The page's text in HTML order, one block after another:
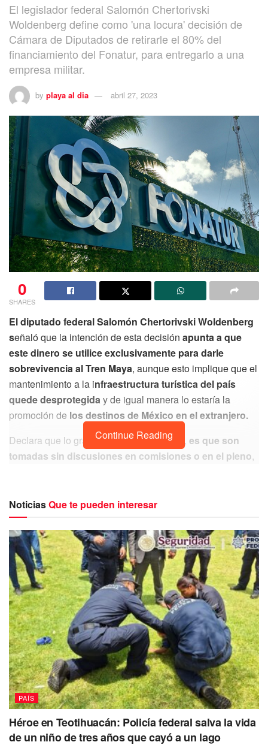
El legislador federal Salomón Chertorivski
Woldenberg define como 'una locura' decisión de
Cámara de Diputados de retirarle el 80% del
financiamiento del Fonatur, para entregarlo a una
empresa militar.
by playa al dia abril 27, 2023
0
SHARES
El diputado federal Salomón Chertorivski Woldenberg
señaló que la intención de esta decisión apunta a que
este dinero se utilice exclusivamente para darle
sobrevivencia al Tren Maya, aunque esto implique que el
mantenimiento a la infraestructura turística del país
quede desprotegiday de igual manera lo estaría la
promoción de los destinos de México en el extranjero.
Declara que lo grave de estas decisiones, es que son
tomadas sin discusiones en comisiones o en el pleno,
Dimos la batalla, pero nos
mayoritearon”, se quejó el diputado de
Movimiento Ciudadano.
Chertorivski Woldenberg señala además que como
esta, hay otras iniciativas que son presentadas a
través de Palacio Nacionaly son aprobadas por mayoría,
en las cuales ni siquiera se intenta lograr un consenso con
las diferentes partes involucradas, tal como en este caso
lo sería el sector turístico y el hotelero que se verían
afectados directamente y perjudicarían a los grandes
destinos turísticos que tiene el país.
“Han confundido tener mayoría con
Continue Reading
NoticiasQue te pueden interesar
PAÍS
Héroe en Teotihuacán: Policía federal salva la vida
de un niño de tres años que cayó a un lago